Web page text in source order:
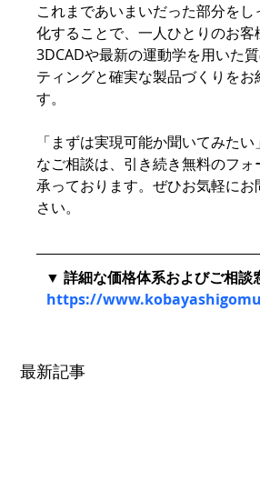
これまであいまいだった部分を
化することで、一人ひとりのお客
3DCADや最新の運動学を用いた
ティングと確実な製品づくりをお
す。
「まずは実現可能か聞いてみた
なご相談は、引き続き無料のフォ
承っております。ぜひお気軽に
さい。
▼ 詳細な価格体系およびご相談
https://
最新記事